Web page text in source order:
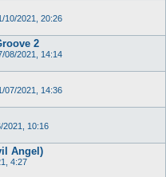
10/2021, 20:26
2
08/2021, 14:14
07/2021, 14:36
2021, 10:16
Angel)
4:27